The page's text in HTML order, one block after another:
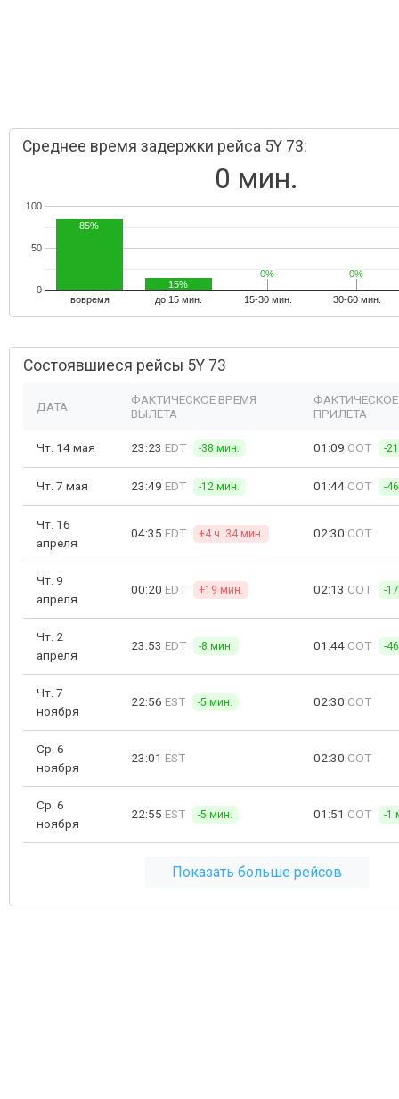
Среднее время задержки рейса 5Y 73:
0 мин.
вовремя до 15 мин. 15-30 мин. 30-60 мин.
0
50
100
85%
15%
0%
0% 0%
0%
Состоявшиеся рейсы 5Y 73
ДАТА
ФАКТИЧЕСКОЕ ВРЕМЯ
ВЫЛЕТА
ПРИЛЕТА
Чт. 14 мая 23:23 EDT -38 мин. 01:09 COT -
Чт. 7 мая 23:49 EDT -12 мин. 01:44 COT -
Чт. 16
апреля
04:35 EDT +4 ч. 34 мин. 02:30 COT
Чт. 9
апреля
00:20 EDT +19 мин. 02:13 COT -
Чт. 2
апреля
23:53 EDT -8 мин. 01:44 COT -
Чт. 7
ноября
22:56 EST -5 мин. 02:30 COT
Ср. 6
ноября
23:01 EST 02:30 COT
Ср. 6
ноября
22:55 EST -5 мин. 01:51 COT -1
Показать больше рейсов